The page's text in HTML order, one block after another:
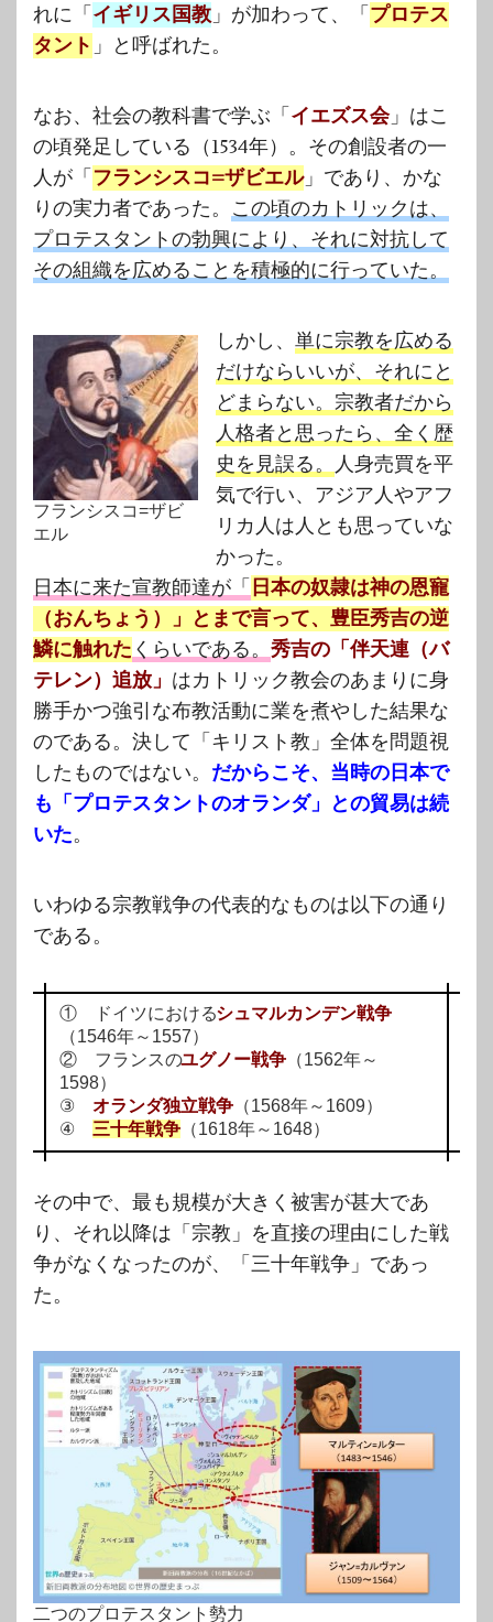
れに「 イギリス国教」が加わって、「 プロテス
タント 」と呼ばれた。
なお、社会の教科書で学ぶ「 イエズス会」はこ
の頃発足している（1534年）。その創設者の一
人が「 フランシスコ=ザビエル」であり、かな
りの実力者であった。 この頃のカトリックは、
プロテスタントの勃興により、それに対抗して
その組織を広めることを積極的に行っていた。
フランシスコ=ザビ
エル
しかし、 単に宗教を広める
だけならいいが、それにと
どまらない。宗教者だから
人格者と思ったら、全く歴
史を見誤る。 人身売買を平
気で行い、アジア人やアフ
リカ人は人とも思っていな
かった。
日本に来た宣教師達が「 日本の奴隷は神の恩寵
（おんちょう）」とまで言って、豊臣秀吉の逆
鱗に触れた くらいである。 秀吉の「伴天連（バ
テレン）追放」 はカトリック教会のあまりに身
勝手かつ強引な布教活動に業を煮やした結果な
のである。 決して「キリスト教」全体を問題視
したものではない。 だからこそ、当時の日本で
も「プロテスタントのオランダ」との貿易は続
いた。
いわゆる宗教戦争の代表的なものは以下の通り
である。
① ドイツにおけるシュマルカンデン戦争
（1546年～1557）
② フランスのユグノー戦争 （1562年～
1598）
③ オランダ独立戦争 （1568年～1609）
④ 三十年戦争 （1618年～1648）
その中で、最も規模が大きく被害が甚大であ
り、それ以降は「宗教」を直接の理由にした戦
争がなくなったのが、「三十年戦争」であっ
た。
二つのプロテスタント勢力